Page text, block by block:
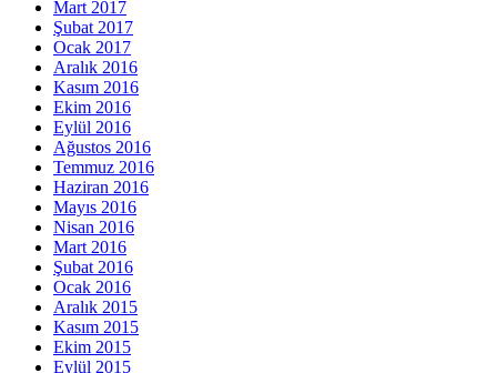
Mart 2017
Şubat 2017
Ocak 2017
Aralık 2016
Kasım 2016
Ekim 2016
Eylül 2016
Ağustos 2016
Temmuz 2016
Haziran 2016
Mayıs 2016
Nisan 2016
Mart 2016
Şubat 2016
Ocak 2016
Aralık 2015
Kasım 2015
Ekim 2015
Eylül 2015